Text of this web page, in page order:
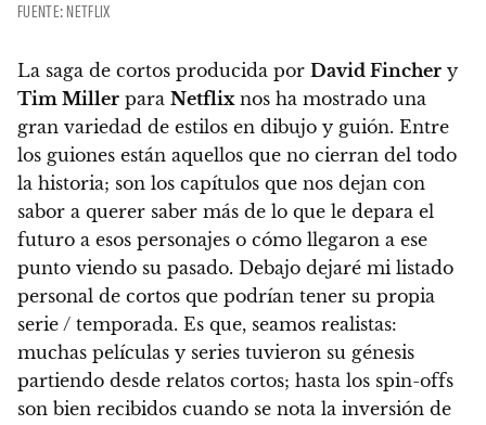
FUENTE: NETFLIX
La saga de cortos producida por David Fincher y
Tim Miller para Netflixnos ha mostrado una
gran variedad de estilos en dibujo y guión. Entre
los guiones están aquellos que no cierran del todo
la historia; son los capítulos que nos dejan con
sabor a querer saber más de lo que le depara el
futuro a esos personajes o cómo llegaron a ese
punto viendo su pasado. Debajo dejaré mi listado
personal de cortos que podrían tener su propia
serie / temporada. Es que, seamos realistas:
muchas películas y series tuvieron su génesis
partiendo desde relatos cortos; hasta los spin-offs
son bien recibidos cuando se nota la inversión de